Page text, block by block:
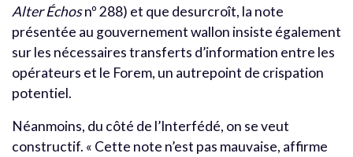
Alter Échosnº 288) et que desurcroît, la note
présentée au gouvernement wallon insiste également
sur les nécessaires transferts d’information entre les
opérateurs et le Forem, un autrepoint de crispation
potentiel.
Néanmoins, du côté de l’Interfédé, on se veut
constructif. « Cette note n’est pas mauvaise, affirme